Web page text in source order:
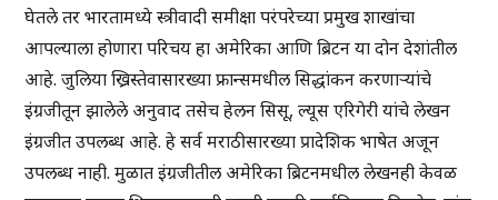
घेतले तर भारतामध्ये स्त्रीवादी समीक्षा परंपरेच्या प्रमुख शाखांचा
आपल्याला होणारा परिचय हा अमेरिका आणि ब्रिटन या दोन देशांतील
आहे. जुलिया ख्रिस्तेवासारख्या फ्रान्समधील सिद्धांकन करणाऱ्यांचे
इंग्रजीतून झालेले अनुवाद तसेच हेलन सिसू, ल्यूस एरिगेरी यांचे लेखन
इंग्रजीत उपलब्ध आहे. हे सर्व मराठीसारख्या प्रादेशिक भाषेत अजून
उपलब्ध नाही. मुळात इंग्रजीतील अमेरिका ब्रिटनमधील लेखनही केवळ